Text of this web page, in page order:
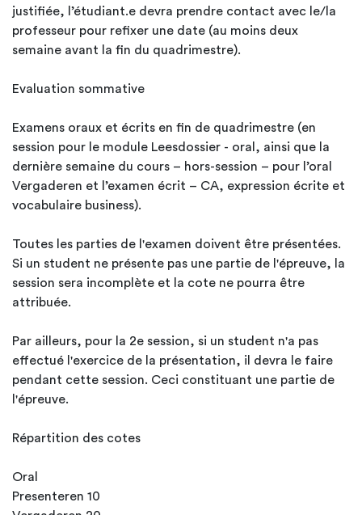
justifiée, l’étudiant.e devra prendre contact avec le/la
professeur pour refixer une date (au moins deux
semaine avant la fin du quadrimestre).
Evaluation sommative
Examens oraux et écrits en fin de quadrimestre (en
session pour le module Leesdossier - oral, ainsi que la
dernière semaine du cours – hors-session – pour l’oral
Vergaderen et l’examen écrit – CA, expression écrite et
vocabulaire business).
Toutes les parties de l'examen doivent être présentées.
Si un student ne présente pas une partie de l'épreuve, la
session sera incomplète et la cote ne pourra être
attribuée.
Par ailleurs, pour la 2e session, si un student n'a pas
effectué l'exercice de la présentation, il devra le faire
pendant cette session. Ceci constituant une partie de
l'épreuve.
Répartition des cotes
Oral
Presenteren 10